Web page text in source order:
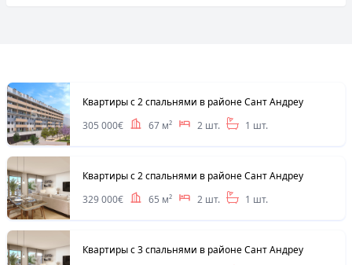
Квартиры с 2 спальнями в районе Сант Андреу
305 000€
67 м² 2 шт. 1 шт.
Квартиры с 2 спальнями в районе Сант Андреу
329 000€
65 м² 2 шт. 1 шт.
Квартиры с 3 спальнями в районе Сант Андреу